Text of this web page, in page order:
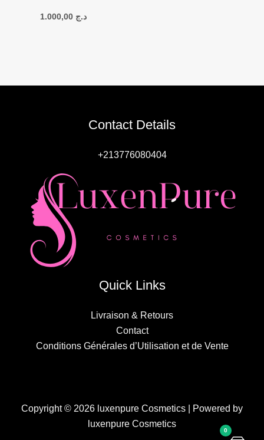
د.ج
Contact Details
+213776080404
Quick Links
Livraison & Retours
Contact
Conditions Générales d’Utilisation et de Vente
Copyright © 2026 luxenpure Cosmetics | Powered by
luxenpure Cosmetics
0